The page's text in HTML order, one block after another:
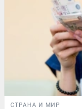
СТРАНА И МИР